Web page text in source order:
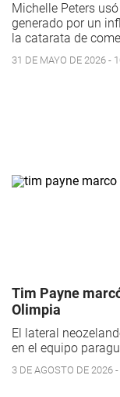
Michelle Peters
generado por un
la catarata de
31 DE MAYO DE 2026 -
Tim Payne
Olimpia
El lateral
en el equipo
3 DE AGOSTO DE 2026